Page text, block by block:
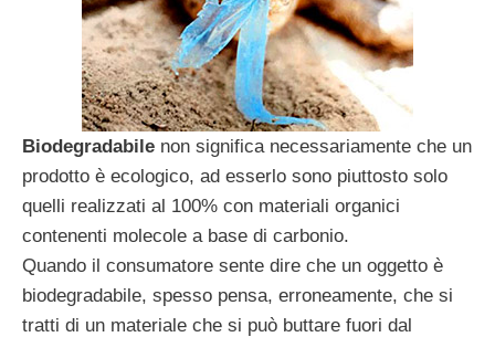
Biodegradabile non significa necessariamente che un
prodotto è ecologico, ad esserlo sono piuttosto solo
quelli realizzati al 100% con materiali organici
contenenti molecole a base di carbonio.
Quando il consumatore sente dire che un oggetto è
biodegradabile, spesso pensa, erroneamente, che si
tratti di un materiale che si può buttare fuori dal